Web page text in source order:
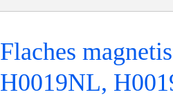
Flaches
H0019NL,